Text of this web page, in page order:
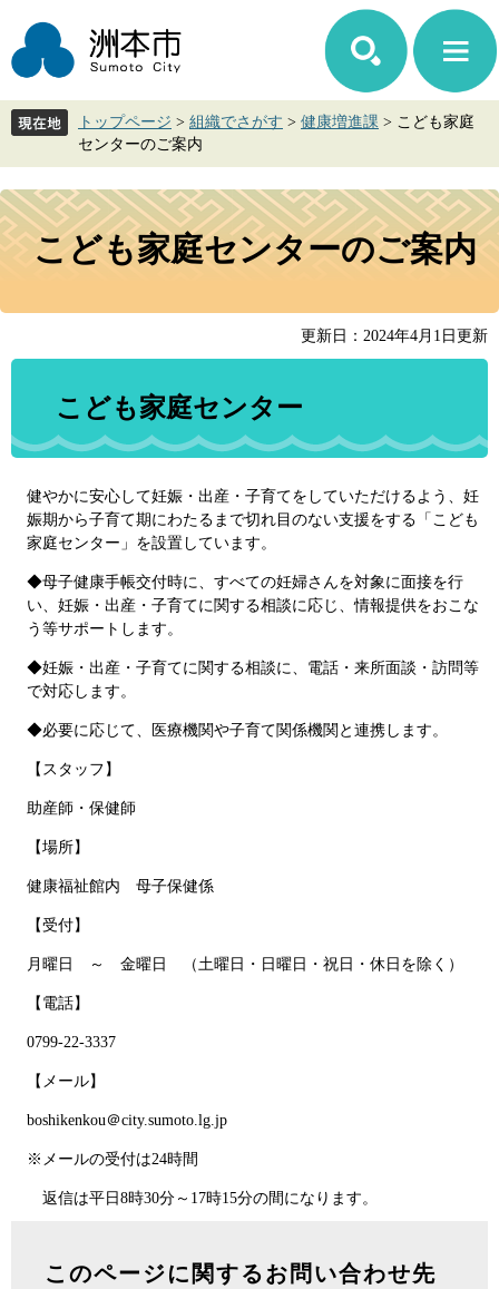
ジ
先
ュ
を
て
本
トップページ > 組織でさがす > 健康増進課 > こども家庭
センターのご案内
本
文
こども家庭センターのご案内
更新日：2024年4月1日更新
こども家庭センター
健やかに安心して妊娠・出産・子育てをしていただけるよう、妊
娠期から子育て期にわたるまで切れ目のない支援をする「こども
家庭センター」を設置しています。
◆母子健康手帳交付時に、すべての妊婦さんを対象に面接を行
い、妊娠・出産・子育てに関する相談に応じ、情報提供をおこな
う等サポートします。
◆妊娠・出産・子育てに関する相談に、電話・来所面談・訪問等
で対応します。
◆必要に応じて、医療機関や子育て関係機関と連携します。
【スタッフ】
助産師・保健師
【場所】
健康福祉館内 母子保健係
【受付】
月曜日 ～ 金曜日 （土曜日・日曜日・祝日・休日を除く）
【電話】
0799-22-3337
【メール】
boshikenkou＠city.sumoto.lg.jp
※メールの受付は24時間
返信は平日8時30分～17時15分の間になります。
このページに関するお問い合わせ先